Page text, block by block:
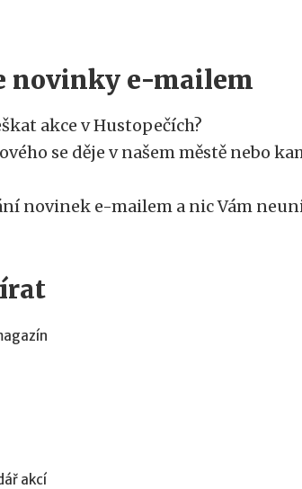
novinky e-mailem
akce v Hustopečích?
se děje v našem městě nebo
novinek e-mailem a nic Vám
akcí